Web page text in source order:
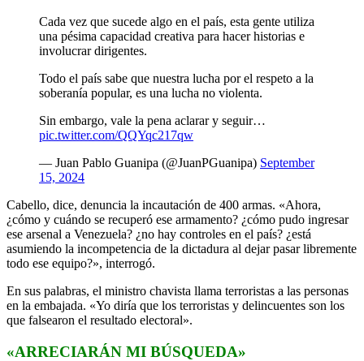
Cada vez que sucede algo en el país, esta gente utiliza
una pésima capacidad creativa para hacer historias e
involucrar dirigentes.
Todo el país sabe que nuestra lucha por el respeto a la
soberanía popular, es una lucha no violenta.
Sin embargo, vale la pena aclarar y seguir…
pic.twitter.com/QQYqc217qw
— Juan Pablo Guanipa (@JuanPGuanipa) September
15, 2024
Cabello, dice, denuncia la incautación de 400 armas. «Ahora,
¿cómo y cuándo se recuperó ese armamento? ¿cómo pudo ingresar
ese arsenal a Venezuela? ¿no hay controles en el país? ¿está
asumiendo la incompetencia de la dictadura al dejar pasar libremente
todo ese equipo?», interrogó.
En sus palabras, el ministro chavista llama terroristas a las personas
en la embajada. «Yo diría que los terroristas y delincuentes son los
que falsearon el resultado electoral».
«ARRECIARÁN MI BÚSQUEDA»